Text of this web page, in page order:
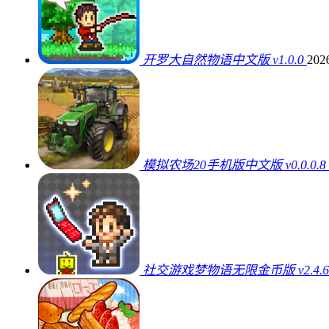
开罗大自然物语中文版 v1.0.0
模拟农场20手机版中文版 v0.0.0.8
社交游戏梦物语无限金币版 v2.4.6